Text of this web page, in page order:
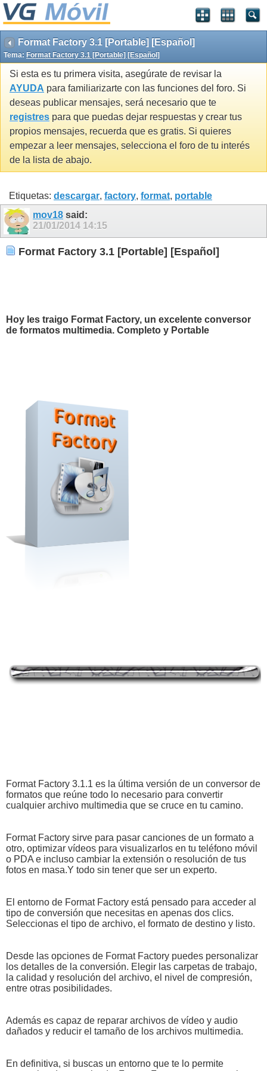
Format Factory 3.1 [Portable] [Español]
Tema: Format Factory 3.1 [Portable] [Español]
Si esta es tu primera visita, asegúrate de revisar la
AYUDA para familiarizarte con las funciones del foro. Si
deseas publicar mensajes, será necesario que te
registres para que puedas dejar respuestas y crear tus
propios mensajes, recuerda que es gratis. Si quieres
empezar a leer mensajes, selecciona el foro de tu interés
de la lista de abajo.
Etiquetas: descargar, factory, format, portable
mov18 said:
21/01/2014 14:15
Format Factory 3.1 [Portable] [Español]
Hoy les traigo Format Factory, un excelente conversor
de formatos multimedia. Completo y Portable
Format Factory 3.1.1 es la última versión de un conversor de
formatos que reúne todo lo necesario para convertir
cualquier archivo multimedia que se cruce en tu camino.
Format Factory sirve para pasar canciones de un formato a
otro, optimizar vídeos para visualizarlos en tu teléfono móvil
o PDA e incluso cambiar la extensión o resolución de tus
fotos en masa.Y todo sin tener que ser un experto.
El entorno de Format Factory está pensado para acceder al
tipo de conversión que necesitas en apenas dos clics.
Seleccionas el tipo de archivo, el formato de destino y listo.
Desde las opciones de Format Factory puedes personalizar
los detalles de la conversión. Elegir las carpetas de trabajo,
la calidad y resolución del archivo, el nivel de compresión,
entre otras posibilidades.
Además es capaz de reparar archivos de vídeo y audio
dañados y reducir el tamaño de los archivos multimedia.
En definitiva, si buscas un entorno que te lo permite